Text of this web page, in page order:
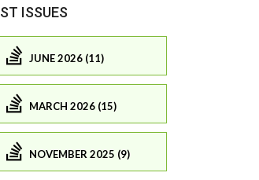
ISSUES
JUNE 2026 (11)
MARCH 2026 (15)
NOVEMBER 2025 (9)